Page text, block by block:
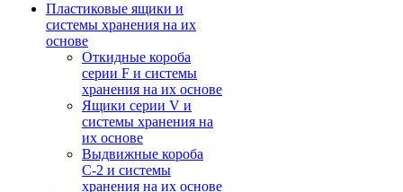
Пластиковые ящики и
системы хранения на их
основе
Откидные короба
серии F и системы
хранения на их основе
Ящики серии V и
системы хранения на
их основе
Выдвижные короба
С-2 и системы
хранения на их основе